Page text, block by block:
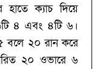
ক্যাচ দিয়ে
৪ এবং ৪টি ৬।
বলে ২০ রান করে
২০ ওভারে ৬